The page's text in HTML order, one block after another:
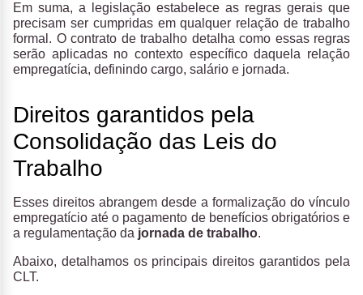
Em suma, a legislação estabelece as regras gerais que
precisam ser cumpridas em qualquer relação de trabalho
formal. O contrato de trabalho detalha como essas regras
serão aplicadas no contexto específico daquela relação
empregatícia, definindo cargo, salário e jornada.
Direitos garantidos pela
Consolidação das Leis do
Trabalho
Esses direitos abrangem desde a formalização do vínculo
empregatício até o pagamento de benefícios obrigatórios e
a regulamentação da jornada de trabalho.
Abaixo, detalhamos os principais direitos garantidos pela
CLT.